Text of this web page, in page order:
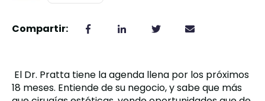
Compartir:
El Dr. Pratta tiene la agenda llena por los próximos
18 meses. Entiende de su negocio, y sabe que más